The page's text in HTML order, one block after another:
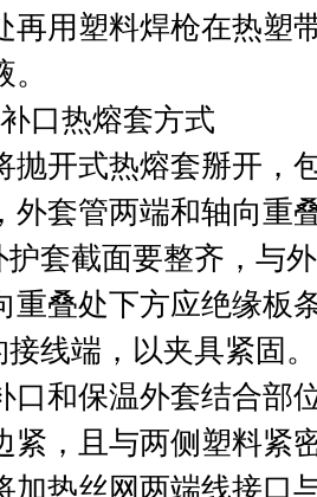
再用塑料焊枪在热塑
口热熔套方式
抛开式热熔套掰开，
外套管两端和轴向重
护套截面要整齐，与
重叠处下方应绝缘板
接线端，以夹具紧固
口和保温外套结合部
紧，且与两侧塑料紧
加热丝网两端线接口